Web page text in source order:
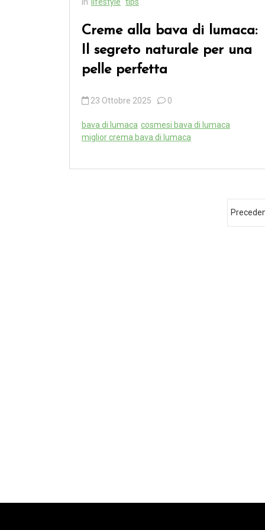
Creme alla bava di lumaca:
Il segreto naturale per una
pelle perfetta
23 Ottobre 2025 0
bava di lumaca cosmesi bava di lumaca
miglior crema bava di lumaca
i